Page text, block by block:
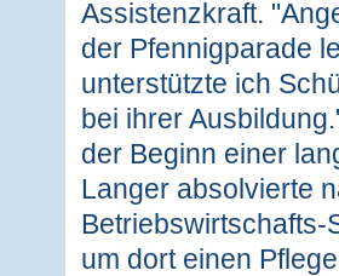
Assistenzkraft.
der Pfennigparade
unterstützte ich
bei ihrer
der Beginn einer
Langer absolvierte
Betriebswirtschafts-
um dort einen